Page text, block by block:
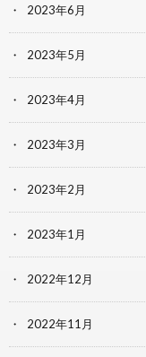
2023年6月
2023年5月
2023年4月
2023年3月
2023年2月
2023年1月
2022年12月
2022年11月